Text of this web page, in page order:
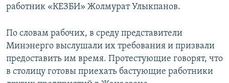
работник «КЕЗБИ» Жолмурат Улыкпанов.
По словам рабочих, в среду представители
Минэнерго выслушали их требования и призвали
предоставить им время. Протестующие говорят, что
в столицу готовы приехать бастующие работники